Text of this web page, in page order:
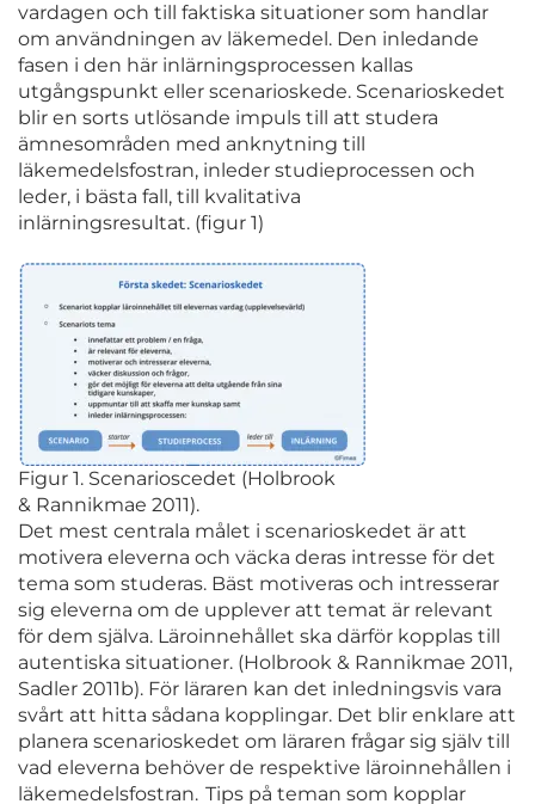
vardagen och till faktiska situationer som handlar
om användningen av läkemedel. Den inledande
fasen i den här inlärningsprocessen kallas
utgångspunkt eller scenarioskede. Scenarioskedet
blir en sorts utlösande impuls till att studera
ämnesområden med anknytning till
läkemedelsfostran, inleder studieprocessen och
leder, i bästa fall, till kvalitativa
inlärningsresultat. (figur 1)
Figur 1. Scenarioscedet (Holbrook
& Rannikmae 2011).
Det mest centrala målet i scenarioskedet är att
motivera eleverna och väcka deras intresse för det
tema som studeras. Bäst motiveras och intresserar
sig eleverna om de upplever att temat är relevant
för dem själva. Läroinnehållet ska därför kopplas till
autentiska situationer. (Holbrook & Rannikmae 2011,
Sadler 2011b). För läraren kan det inledningsvis vara
svårt att hitta sådana kopplingar. Det blir enklare att
planera scenarioskedet om läraren frågar sig själv till
vad eleverna behöver de respektive läroinnehållen i
läkemedelsfostran. Tips på teman som kopplar